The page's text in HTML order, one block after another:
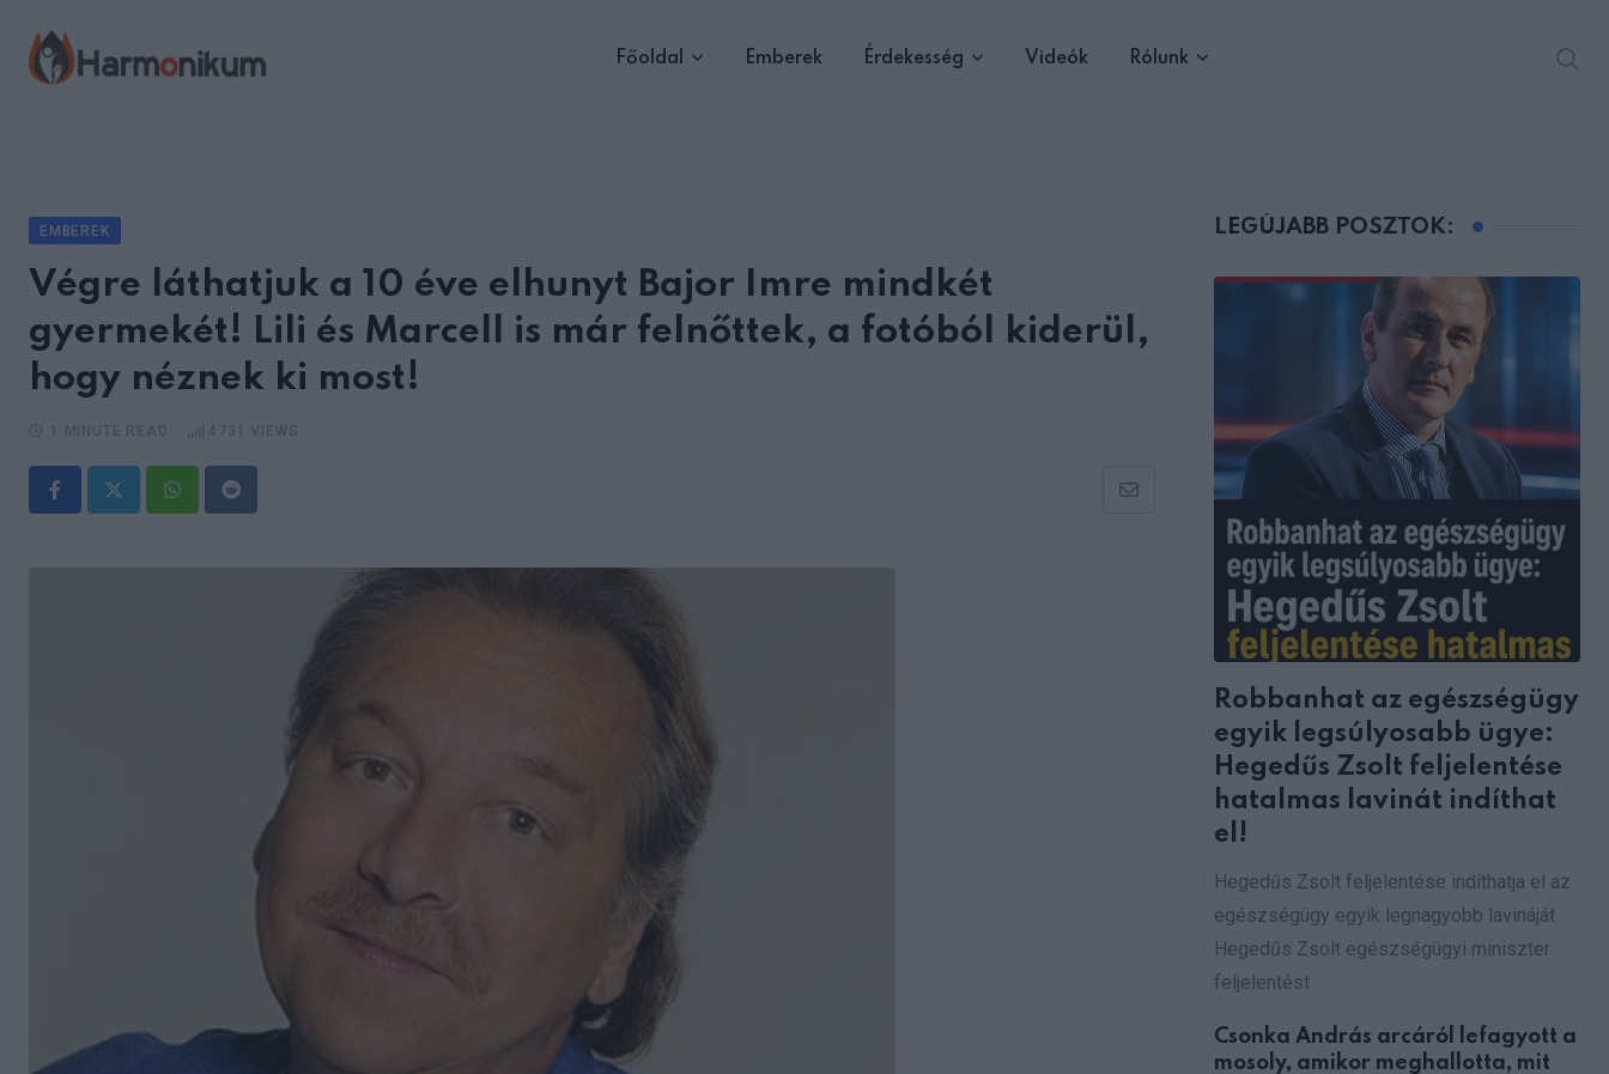
content
Főoldal Emberek Érdekesség Videók Rólunk
EMBEREK
Végre láthatjuk a 10 éve elhunyt Bajor Imre mindkét
gyermekét! Lili és Marcell is már felnőttek, a fotóból kiderül,
hogy néznek ki most!
WhatsappReddit
Share
LEGÚJABB POSZTOK:
Robbanhat az egészségügy
egyik legsúlyosabb ügye:
Hegedűs Zsolt feljelentése
hatalmas lavinát indíthat
el!
Hegedűs Zsolt feljelentése indíthatja el az
egészségügy egyik legnagyobb lavináját
Hegedűs Zsolt egészségügyi miniszter
feljelentést
Csonka András arcáról lefagyott a
mosoly, amikor meghallotta, mit